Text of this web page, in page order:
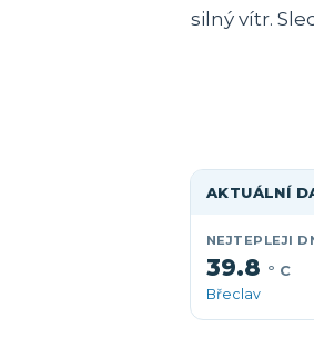
silný vítr.
AKTUÁLNÍ
NEJTEPLEJI
39.8 ° C
Břeclav